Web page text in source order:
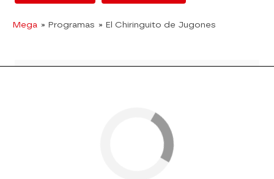
Mega » Programas » El Chiringuito de Jugones